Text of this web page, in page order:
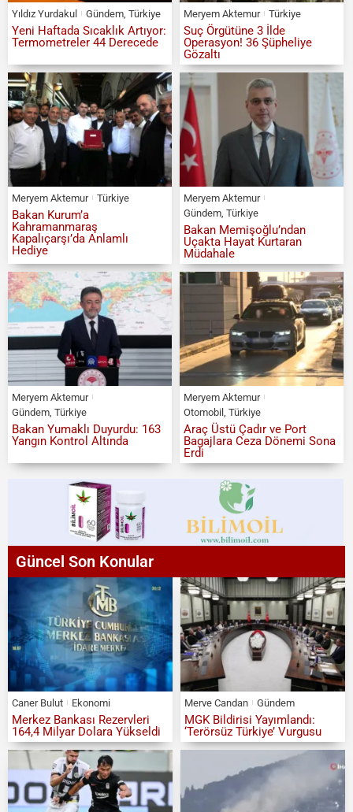
Yıldız Yurdakul Gündem Türkiye
Yeni Haftada Sıcaklık Artıyor:
Termometreler 44 Derecede
Meryem Aktemur Türkiye
Suç Örgütüne 3 İlde
Operasyon! 36 Şüpheliye
Gözaltı
Meryem Aktemur Türkiye
Bakan Kurum’a
Kahramanmaraş
Kapalıçarşı’da Anlamlı
Hediye
Meryem Aktemur
Gündem, Türkiye
Bakan Memişoğlu’ndan
Uçakta Hayat Kurtaran
Müdahale
Meryem Aktemur
Gündem Türkiye
Bakan Yumaklı Duyurdu: 163
Yangın Kontrol Altında
Meryem Aktemur
Otomobil, Türkiye
Araç Üstü Çadır ve Port
Bagajlara Ceza Dönemi Sona
Erdi
Güncel Son Konular
Caner Bulut Ekonomi
Merkez Bankası Rezervleri
164,4 Milyar Dolara Yükseldi
Merve Candan Gündem
MGK Bildirisi Yayımlandı:
‘Terörsüz Türkiye’ Vurgusu